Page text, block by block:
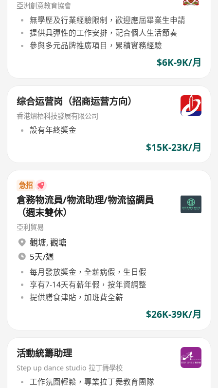
亞洲創意教育協會
無學歷及行業經驗限制，歡迎應屆畢業生申請
提供具彈性的工作安排，配合個人生活節奏
參與多元品牌推廣項目，累積實務經驗
$6K-9K/月
综合运营岗（招商运营方向）
香港熠梧科技發展有限公司
設有年終獎金
$15K-23K/月
急招
倉務物流員/物流助理/物流協調員
（週末雙休）
亞利貿易
觀塘, 觀塘
5天/週
每月發放獎金，全薪病假，生日假
享有7-14天有薪年假，按年資調整
提供膳食津貼，加班費全薪
$26K-39K/月
活動統籌助理
Step up dance studio 拉丁舞學校
工作氛圍輕鬆，專業拉丁舞教育團隊